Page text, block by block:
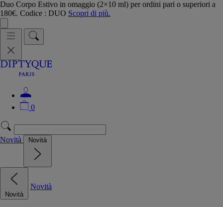
Duo Corpo Estivo in omaggio (2×10 ml) per ordini pari o superiori a
180€. Codice : DUO Scopri di più.
0
Novità Novità
Novità
Novità